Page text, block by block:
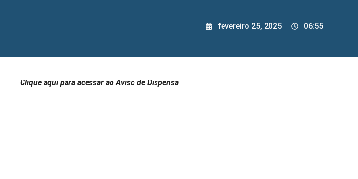
fevereiro 25, 2025 06:55
Clique aqui para acessar ao Aviso de Dispensa